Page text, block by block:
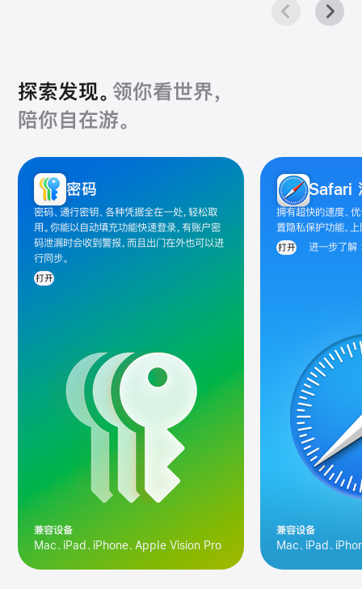
探索发现。 领你看世界，
陪你自在游。
密码
密码、通行密钥、各种凭据全在一处，轻松取
用。你能以自动填充功能快速登录，有账户密
码泄漏时会收到警报，而且出门在外也可以进
行同步。
打开
兼容设备
Mac、iPad、iPhone、Apple Vision Pro
Safari
拥有超快的速度、
置隐私保护功能，
打开 进一步了解
兼容设备
Mac、iPad、